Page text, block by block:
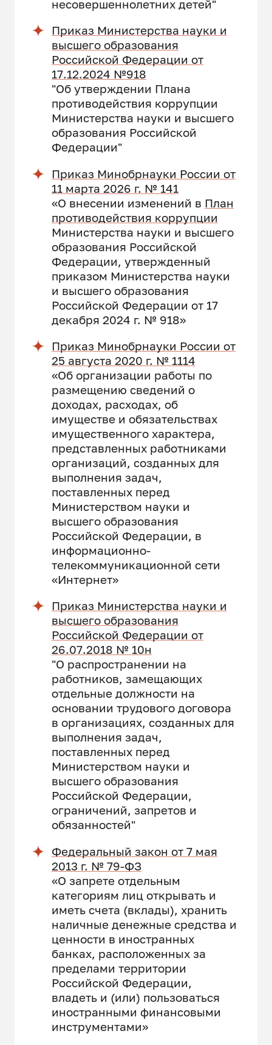
несовершеннолетних детей"
Приказ Министерства науки и
высшего образования
Российской Федерации от
17.12.2024 №918
"Об утверждении Плана
противодействия коррупции
Министерства науки и высшего
образования Российской
Федерации"
Приказ Минобрнауки России от
11 марта 2026 г. № 141
«О внесении изменений в План
противодействия коррупции
Министерства науки и высшего
образования Российской
Федерации, утвержденный
приказом Министерства науки
и высшего образования
Российской Федерации от 17
декабря 2024 г. № 918»
Приказ Минобрнауки России от
25 августа 2020 г. № 1114
«Об организации работы по
размещению сведений о
доходах, расходах, об
имуществе и обязательствах
имущественного характера,
представленных работниками
организаций, созданных для
выполнения задач,
поставленных перед
Министерством науки и
высшего образования
Российской Федерации, в
информационно-
телекоммуникационной сети
«Интернет»
Приказ Министерства науки и
высшего образования
Российской Федерации от
26.07.2018 № 10н
"О распространении на
работников, замещающих
отдельные должности на
основании трудового договора
в организациях, созданных для
выполнения задач,
поставленных перед
Министерством науки и
высшего образования
Российской Федерации,
ограничений, запретов и
обязанностей"
Федеральный закон от 7 мая
2013 г. № 79-ФЗ
«О запрете отдельным
категориям лиц открывать и
иметь счета (вклады), хранить
наличные денежные средства и
ценности в иностранных
банках, расположенных за
пределами территории
Российской Федерации,
владеть и (или) пользоваться
иностранными финансовыми
инструментами»